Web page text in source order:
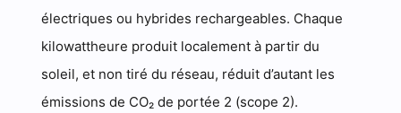
électriques ou hybrides rechargeables. Chaque
kilowattheure produit localement à partir du
soleil, et non tiré du réseau, réduit d’autant les
émissions de CO₂ de portée 2 (scope 2).